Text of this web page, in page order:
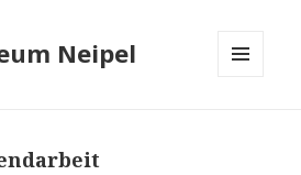
Neipel